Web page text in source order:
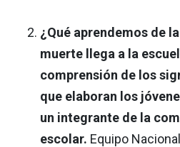
¿Qué aprendemos de
muerte llega a la
comprensión de los
que elaboran los
un integrante de la
escolar. Equipo